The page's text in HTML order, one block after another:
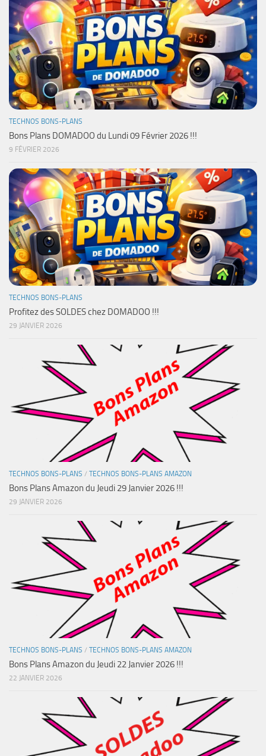
TECHNOS BONS-PLANS
Bons Plans DOMADOO du Lundi 09 Février 2026 !!!
9 FÉVRIER 2026
TECHNOS BONS-PLANS
Profitez des SOLDES chez DOMADOO !!!
29 JANVIER 2026
TECHNOS BONS-PLANS / TECHNOS BONS-PLANS AMAZON
Bons Plans Amazon du Jeudi 29 Janvier 2026 !!!
29 JANVIER 2026
TECHNOS BONS-PLANS / TECHNOS BONS-PLANS AMAZON
Bons Plans Amazon du Jeudi 22 Janvier 2026 !!!
22 JANVIER 2026